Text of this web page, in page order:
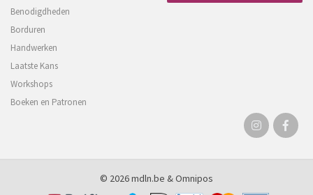
Benodigdheden
Borduren
Handwerken
Laatste Kans
Workshops
Boeken en Patronen
© 2026 mdln.be &Omnipos